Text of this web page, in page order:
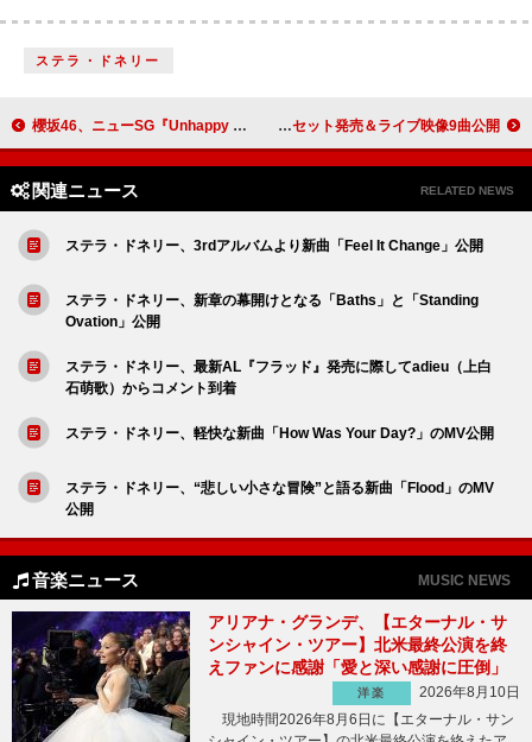
ステラ・ドネリー
櫻坂46、ニューSG『Unhappy birthday構文』ジャケット公開 レディオヘッド、『Hail To the Thief – Live Recordings 2003-2009』数量限定Tシャツ付きセット発売＆ライブ映像9曲公開
関連ニュース RELATED NEWS
ステラ・ドネリー、3rdアルバムより新曲「Feel It Change」公開
ステラ・ドネリー、新章の幕開けとなる「Baths」と「Standing
Ovation」公開
ステラ・ドネリー、最新AL『フラッド』発売に際してadieu（上白
石萌歌）からコメント到着
ステラ・ドネリー、軽快な新曲「How Was Your Day?」のMV公開
ステラ・ドネリー、“悲しい小さな冒険”と語る新曲「Flood」のMV
公開
音楽ニュース MUSIC NEWS
アリアナ・グランデ、【エターナル・サ
ンシャイン・ツアー】北米最終公演を終
えファンに感謝「愛と深い感謝に圧倒」
洋楽
2026年8月10日
現地時間2026年8月6日に【エターナル・サン